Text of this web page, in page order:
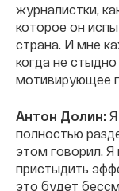
журналистки,
которое он
страна. И мне
когда не
мотивирующее
Антон Долин:
полностью
этом говорил. Я
пристыдить
это будет